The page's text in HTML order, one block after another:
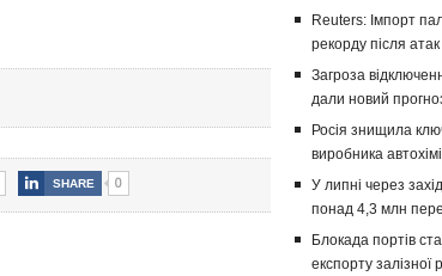
SHARE 0
Reuters: Імпорт
рекорду після
Загроза
дали новий
Росія знищила
виробника
У липні через
понад 4,3 млн
Блокада портів
експорту залізної